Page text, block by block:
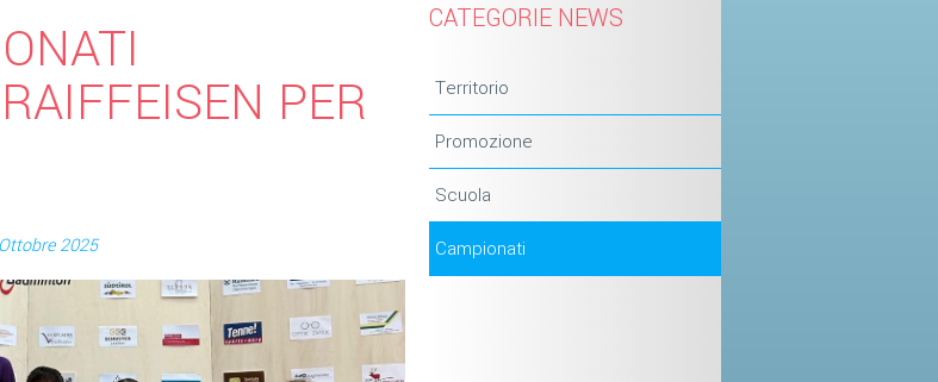
PER
2025
CATEGORIE NEWS
Territorio
Promozione
Scuola
Campionati